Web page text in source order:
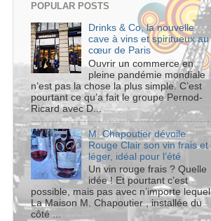
POPULAR POSTS
Drinks & Co, la nouvelle
cave à vins et spiritueux au
cœur de Paris
Ouvrir un commerce en
pleine pandémie mondiale
n’est pas la chose la plus simple. C’est
pourtant ce qu’a fait le groupe Pernod-
Ricard avec D...
M. Chapoutier dévoile
Rouge Clair son vin frais et
léger, idéal pour l’été
Un vin rouge frais ? Quelle
idée ! Et pourtant c’est
possible, mais pas avec n’importe
La Maison M. Chapoutier , installée du
côté ...